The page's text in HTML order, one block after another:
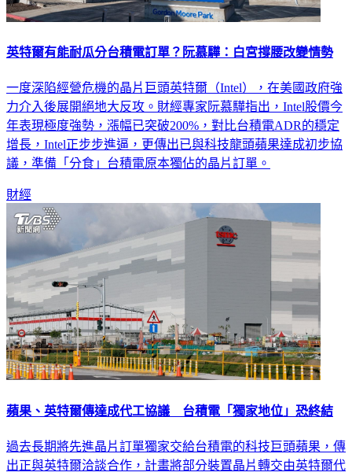
英特爾有能耐瓜分台積電訂單？阮慕驊：白宮撐腰改變情勢
一度深陷經營危機的晶片巨頭英特爾（Intel），在美國政府強
力介入後展開絕地大反攻。財經專家阮慕驊指出，Intel股價今
年表現極度強勢，漲幅已突破200%，對比台積電ADR的穩定
增長，Intel正步步進逼，更傳出已與科技龍頭蘋果達成初步協
議，準備「分食」台積電原本獨佔的晶片訂單。
財經
蘋果、英特爾傳達成代工協議 台積電「獨家地位」恐終結
過去長期將先進晶片訂單獨家交給台積電的科技巨頭蘋果，傳
出正與英特爾洽談合作，計畫將部分裝置晶片轉交由英特爾代